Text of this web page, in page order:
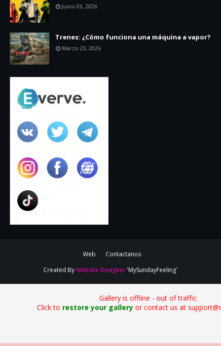
Junio 03, 2026
Trenes: ¿Cómo funciona una máquina a vapor?
Marzo 23, 2026
Web
Contactanos
Created ByWebsite Designer 'MySundayFeeling'
Gallery is offline - out of traffic
Click to restore your galleryor contact us at